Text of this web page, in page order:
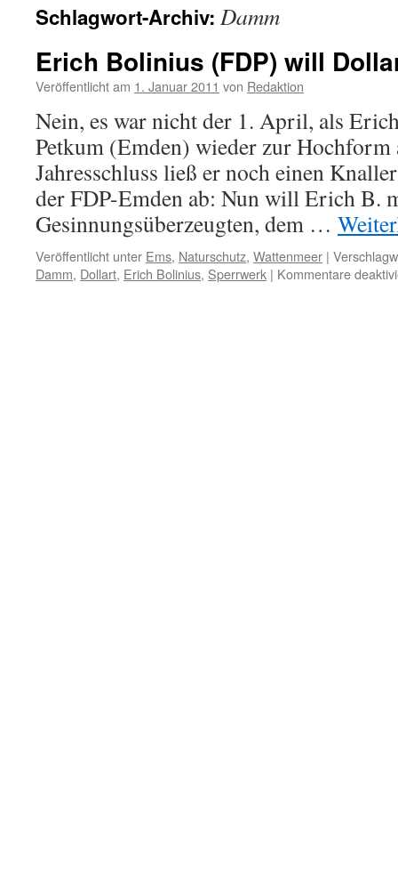
Schlagwort-Archiv: Damm
Erich Bolinius (FDP) will
Veröffentlicht am 1. Januar 2011 von Redaktion
Nein, es war nicht der 1. April, als
Petkum (Emden) wieder zur
Jahresschluss ließ er noch einen
der FDP-Emden ab: Nun will Erich B.
Gesinnungsüberzeugten, dem …
Veröffentlicht unter Ems, Naturschutz, Wattenmeer |
Damm, Dollart, Erich Bolinius, Sperrwerk | Kommentare